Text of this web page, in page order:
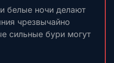
белые ночи делают
чрезвычайно
сильные бури могут